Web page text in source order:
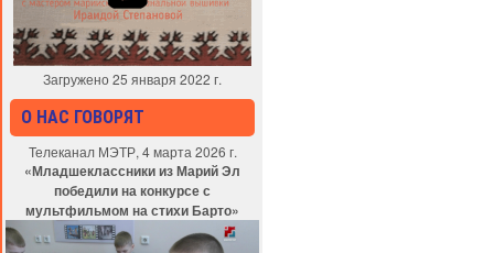
Загружено 25 января 2022 г.
О НАС ГОВОРЯТ
Телеканал МЭТР, 4 марта 2026 г.
«Младшеклассники из Марий Эл
победили на конкурсе с
мультфильмом на стихи Барто»